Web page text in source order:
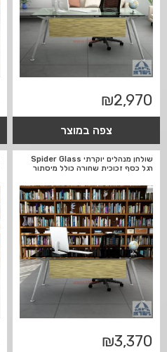
₪2,970
צפה במוצר
שולחן מנהלים יוקרתי Spider Glass
רגל כסף זכוכית שחורה כולל מיסתור
₪3,370